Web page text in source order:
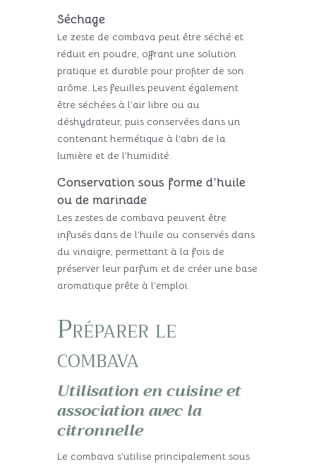
Séchage
Le zeste de combava peut être séché et
réduit en poudre, offrant une solution
pratique et durable pour profiter de son
arôme. Les feuilles peuvent également
être séchées à l’air libre ou au
déshydrateur, puis conservées dans un
contenant hermétique à l’abri de la
lumière et de l’humidité.
Conservation sous forme d’huile
ou de marinade
Les zestes de combava peuvent être
infusés dans de l’huile ou conservés dans
du vinaigre, permettant à la fois de
préserver leur parfum et de créer une base
aromatique prête à l’emploi.
Préparer le
combava
Utilisation en cuisine et
association avec la
citronnelle
Le combava s’utilise principalement sous